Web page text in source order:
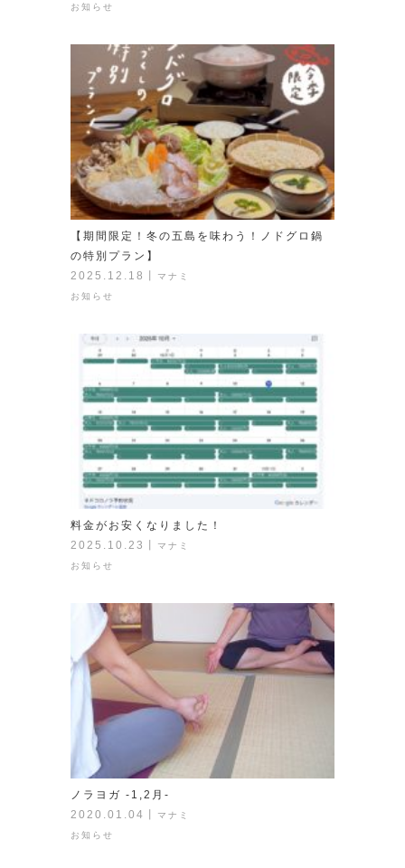
お知らせ
【期間限定！冬の五島を味わう！ノドグロ鍋
の特別プラン】
2025.12.18
マナミ
お知らせ
料金がお安くなりました！
2025.10.23
マナミ
お知らせ
ノラヨガ -1,2月-
2020.01.04
マナミ
お知らせ